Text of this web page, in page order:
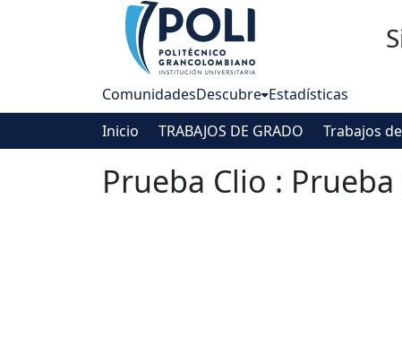
ComunidadesDescubre Estadísticas
Inicio
TRABAJOS DE GRADO
Prueba Clio :